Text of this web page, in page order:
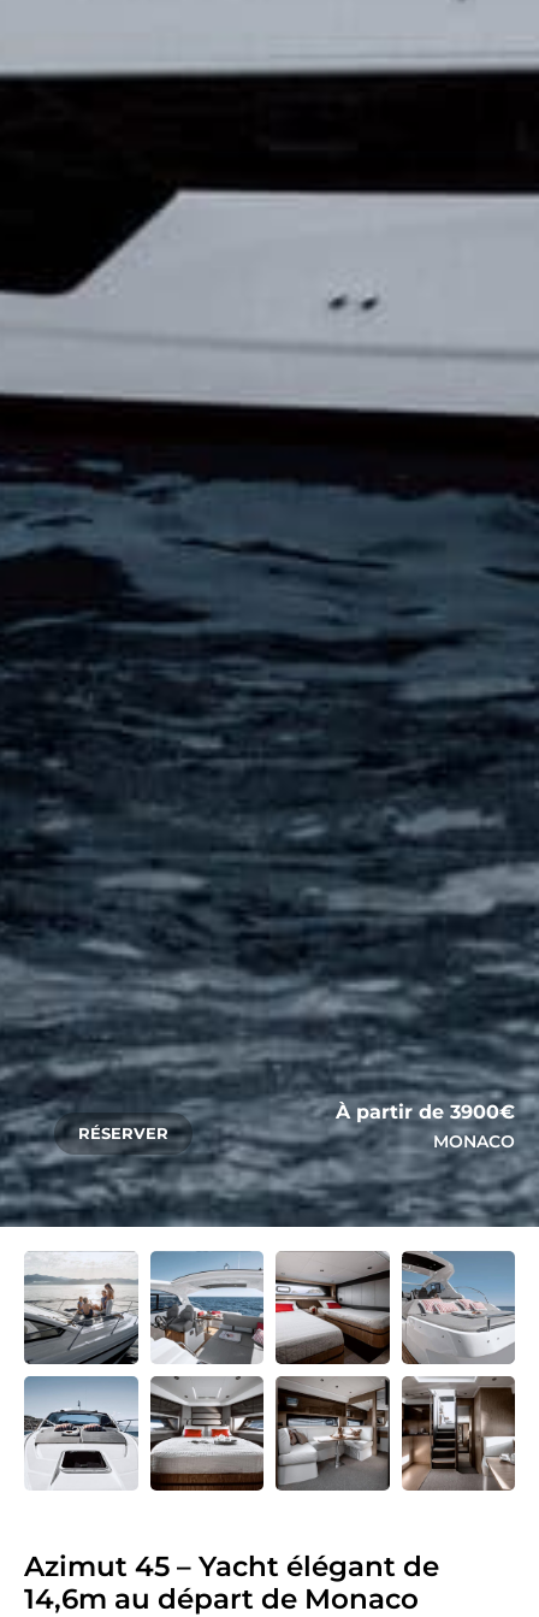
RÉSERVER
À partir de 3900€
MONACO
Azimut 45 – Yacht élégant de
14,6m au départ de Monaco